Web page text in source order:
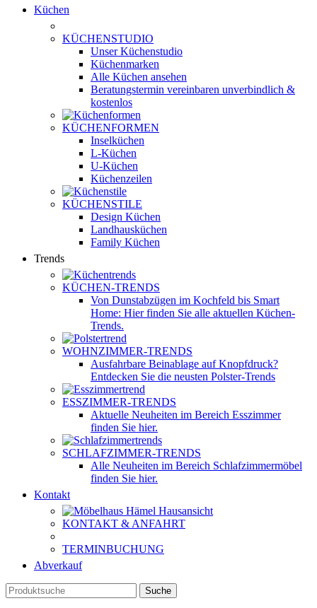
Küchen
KÜCHENSTUDIO
Unser Küchenstudio
Küchenmarken
Alle Küchen ansehen
Beratungstermin vereinbaren unverbindlich &
kostenlos
KÜCHENFORMEN
Inselküchen
L-Küchen
U-Küchen
Küchenzeilen
KÜCHENSTILE
Design Küchen
Landhausküchen
Family Küchen
Trends
KÜCHEN-TRENDS
Von Dunstabzügen im Kochfeld bis Smart
Home: Hier finden Sie alle aktuellen Küchen-
Trends.
WOHNZIMMER-TRENDS
Ausfahrbare Beinablage auf Knopfdruck?
Entdecken Sie die neusten Polster-Trends
ESSZIMMER-TRENDS
Aktuelle Neuheiten im Bereich Esszimmer
finden Sie hier.
SCHLAFZIMMER-TRENDS
Alle Neuheiten im Bereich Schlafzimmermöbel
finden Sie hier.
Kontakt
KONTAKT & ANFAHRT
TERMINBUCHUNG
Abverkauf
Suche